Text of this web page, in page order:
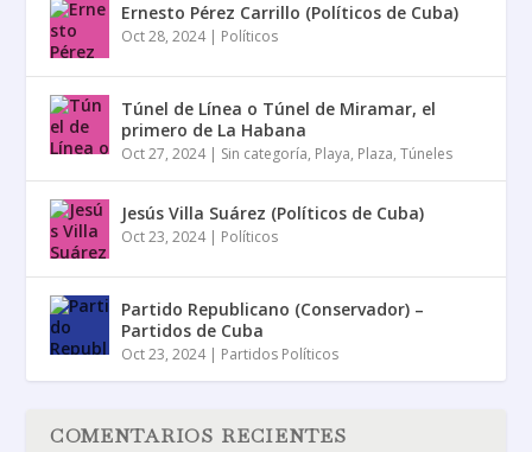
Ernesto Pérez Carrillo (Políticos de Cuba)
Oct 28, 2024| Políticos
Túnel de Línea o Túnel de Miramar, el
primero de La Habana
Oct 27, 2024| Sin categoría, Playa, Plaza,Túneles
Jesús Villa Suárez (Políticos de Cuba)
Oct 23, 2024| Políticos
Partido Republicano (Conservador) –
Partidos de Cuba
Oct 23, 2024| Partidos Políticos
COMENTARIOS RECIENTES